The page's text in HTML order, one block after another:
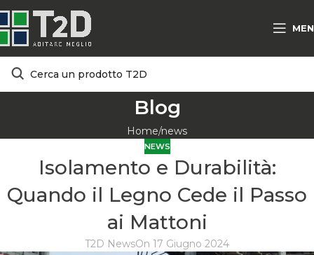
Blog
Home news
NEWS
Isolamento e Durabilità:
Quando il Legno Cede il Passo
ai Mattoni
T2D NewsOn 17 Giugno 2024